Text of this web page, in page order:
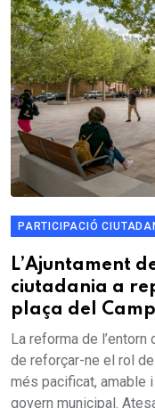
PARTICIPACIÓ
L’Ajuntament
ciutadania a
plaça del Camp
La reforma de
de reforçar-ne el rol
més pacificat, amable
govern municipal.